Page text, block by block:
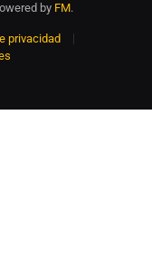
by FM.
privacidad